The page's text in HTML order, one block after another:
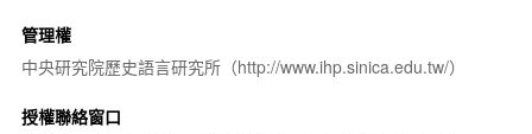
管理權
中央研究院歷史語言研究所（http://www.ihp.sinica.edu.tw/）
授權聯絡窗口